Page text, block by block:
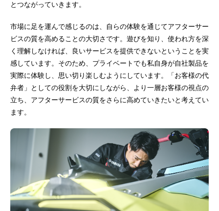
とつながっていきます。
市場に足を運んで感じるのは、自らの体験を通じてアフターサー
ビスの質を高めることの大切さです。遊びを知り、使われ方を深
く理解しなければ、良いサービスを提供できないということを実
感しています。そのため、プライベートでも私自身が自社製品を
実際に体験し、思い切り楽しむようにしています。「お客様の代
弁者」としての役割を大切にしながら、より一層お客様の視点の
立ち、アフターサービスの質をさらに高めていきたいと考えてい
ます。